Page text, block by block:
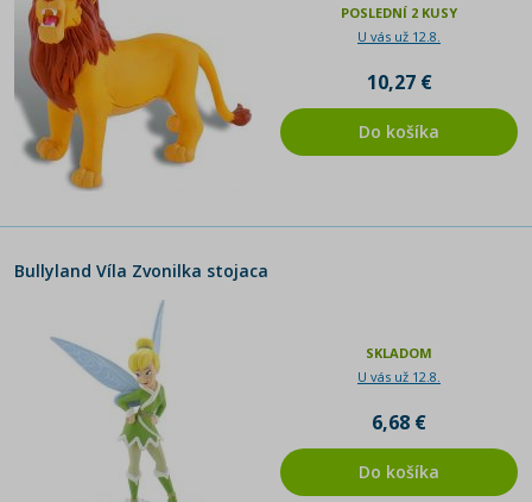
POSLEDNÍ 2 KUSY
U vás už 12.8.
10,27 €
Do košíka
Bullyland Víla Zvonilka stojaca
SKLADOM
U vás už 12.8.
6,68 €
Do košíka